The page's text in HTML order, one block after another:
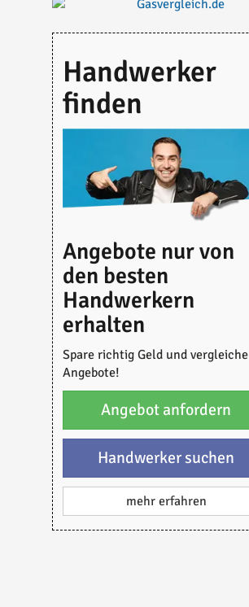
Handwerker
finden
Angebote nur von
den besten
Handwerkern
erhalten
Spare richtig Geld und vergleiche
Angebote!
Angebot anfordern
Handwerker suchen
mehr erfahren